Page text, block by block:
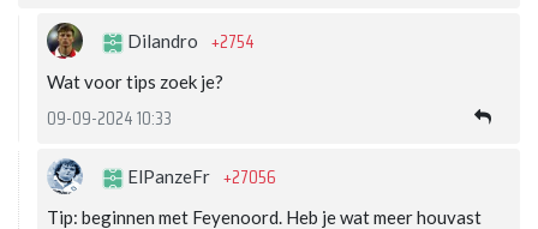
Dilandro +2754
Wat voor tips zoek je?
09-09-2024 10:33
ElPanzeFr +27056
Tip: beginnen met Feyenoord. Heb je wat meer houvast